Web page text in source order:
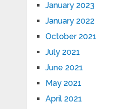
January 2023
January 2022
October 2021
July 2021
June 2021
May 2021
April 2021